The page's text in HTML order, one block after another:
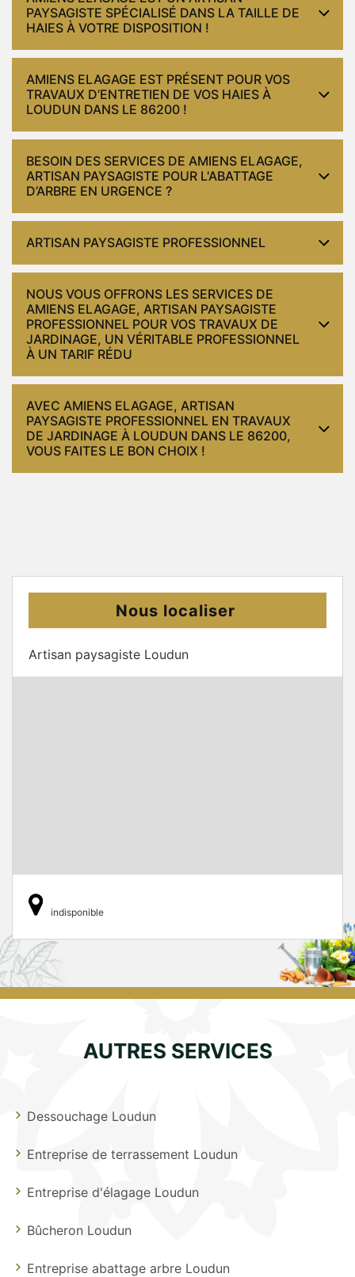
PAYSAGISTE SPÉCIALISÉ DANS LA TAILLE DE
HAIES À VOTRE DISPOSITION !
AMIENS ELAGAGE EST PRÉSENT POUR VOS
TRAVAUX D’ENTRETIEN DE VOS HAIES À
LOUDUN DANS LE 86200 !
BESOIN DES SERVICES DE AMIENS ELAGAGE,
ARTISAN PAYSAGISTE POUR L'ABATTAGE
D’ARBRE EN URGENCE ?
ARTISAN PAYSAGISTE PROFESSIONNEL
NOUS VOUS OFFRONS LES SERVICES DE
AMIENS ELAGAGE, ARTISAN PAYSAGISTE
PROFESSIONNEL POUR VOS TRAVAUX DE
JARDINAGE, UN VÉRITABLE PROFESSIONNEL
À UN TARIF RÉDU
AVEC AMIENS ELAGAGE, ARTISAN
PAYSAGISTE PROFESSIONNEL EN TRAVAUX
DE JARDINAGE À LOUDUN DANS LE 86200,
VOUS FAITES LE BON CHOIX !
Nous localiser
Artisan paysagiste Loudun
indisponible
AUTRES SERVICES
Dessouchage Loudun
Entreprise de terrassement Loudun
Entreprise d'élagage Loudun
Bûcheron Loudun
Entreprise abattage arbre Loudun